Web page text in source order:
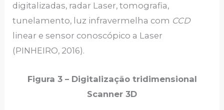
digitalizadas, radar Laser, tomografia,
tunelamento, luz infravermelha com CCD
linear e sensor conoscópico a Laser
(PINHEIRO, 2016).
Figura 3 – Digitalização tridimensional
Scanner 3D